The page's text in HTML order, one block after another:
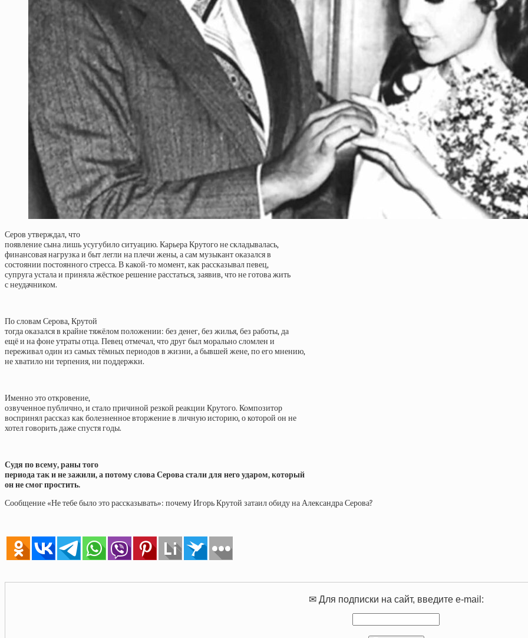
Серов утверждал, что
появление сына лишь усугубило ситуацию. Карьера Крутого не складывалась,
финансовая нагрузка и быт легли на плечи жены, а сам музыкант оказался в
состоянии постоянного стресса. В какой-то момент, как рассказывал певец,
супруга устала и приняла жёсткое решение расстаться, заявив, что не готова жить
с неудачником.
По словам Серова, Крутой
тогда оказался в крайне тяжёлом положении: без денег, без жилья, без работы, да
ещё и на фоне утраты отца. Певец отмечал, что друг был морально сломлен и
переживал один из самых тёмных периодов в жизни, а бывшей жене, по его мнению,
не хватило ни терпения, ни поддержки.
Именно это откровение,
озвученное публично, и стало причиной резкой реакции Крутого. Композитор
воспринял рассказ как болезненное вторжение в личную историю, о которой он не
хотел говорить даже спустя годы.
Судя по всему, раны того
периода так и не зажили, а потому слова Серова стали для него ударом, который
он не смог простить.
Сообщение «Не тебе было это рассказывать»: почему Игорь Крутой затаил обиду на Александра Серова?
✉ Для подписки на сайт, введите e-mail: